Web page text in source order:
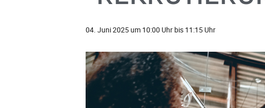
04. Juni 2025 um 10:00 Uhr bis 11:15 Uhr